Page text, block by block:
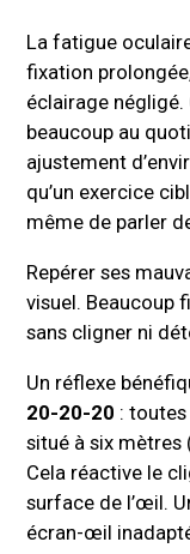
La fatigue
fixation
éclairage
beaucoup au
ajustement
qu’un exercice
même de parler
Repérer ses
visuel. Beaucoup
sans cligner ni
Un réflexe
20-20-20 :
situé à six mètres
Cela réactive le
surface de l’œil.
écran-œil